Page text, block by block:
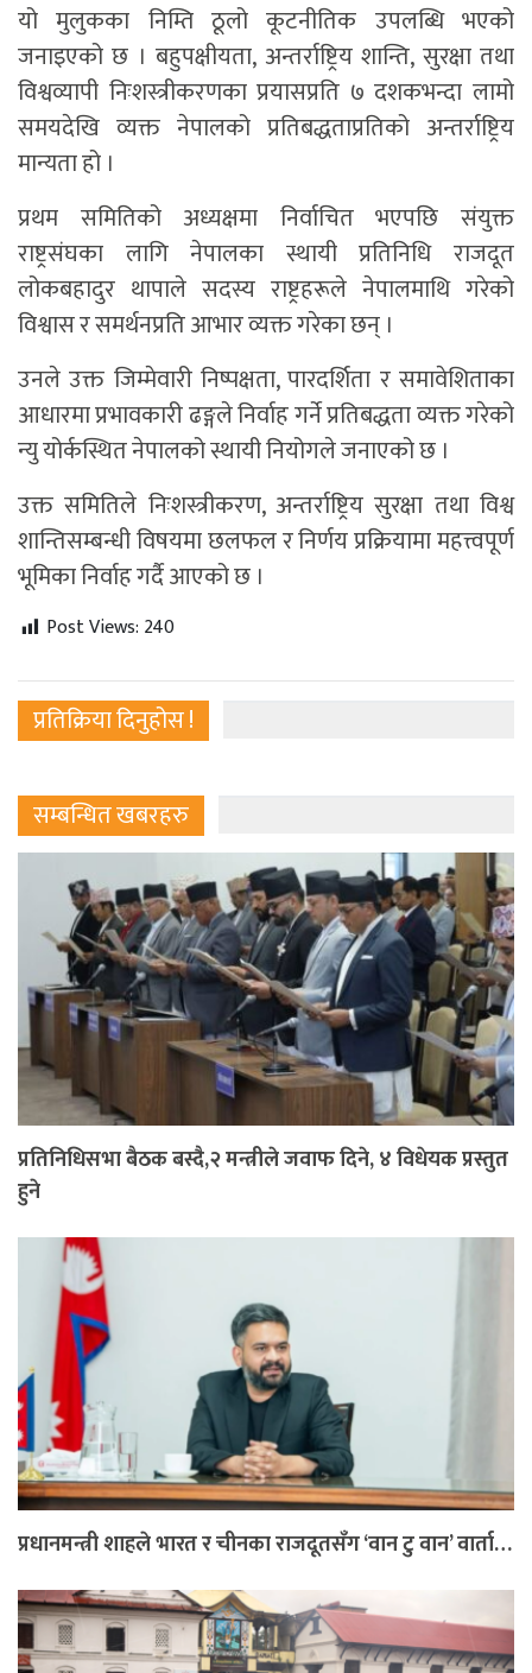
यो मुलुकका निम्ति ठूलो कूटनीतिक उपलब्धि भएको
जनाइएको छ । बहुपक्षीयता, अन्तर्राष्ट्रिय शान्ति, सुरक्षा तथा
विश्वव्यापी निःशस्त्रीकरणका प्रयासप्रति ७ दशकभन्दा लामो
समयदेखि व्यक्त नेपालको प्रतिबद्धताप्रतिको अन्तर्राष्ट्रिय
मान्यता हो ।
प्रथम समितिको अध्यक्षमा निर्वाचित भएपछि संयुक्त
राष्ट्रसंघका लागि नेपालका स्थायी प्रतिनिधि राजदूत
लोकबहादुर थापाले सदस्य राष्ट्रहरूले नेपालमाथि गरेको
विश्वास र समर्थनप्रति आभार व्यक्त गरेका छन् ।
उनले उक्त जिम्मेवारी निष्पक्षता, पारदर्शिता र समावेशिताका
आधारमा प्रभावकारी ढङ्गले निर्वाह गर्ने प्रतिबद्धता व्यक्त गरेको
न्यु योर्कस्थित नेपालको स्थायी नियोगले जनाएको छ ।
उक्त समितिले निःशस्त्रीकरण, अन्तर्राष्ट्रिय सुरक्षा तथा विश्व
शान्तिसम्बन्धी विषयमा छलफल र निर्णय प्रक्रियामा महत्त्वपूर्ण
भूमिका निर्वाह गर्दै आएको छ ।
Post Views: 240
प्रतिक्रिया दिनुहोस !
सम्बन्धित खबरहरु
प्रतिनिधिसभा बैठक बस्दै,२ मन्त्रीले जवाफ दिने, ४ विधेयक प्रस्तुत
हुने
प्रधानमन्त्री शाहले भारत र चीनका राजदूतसँग ‘वान टु वान’ वार्ता…